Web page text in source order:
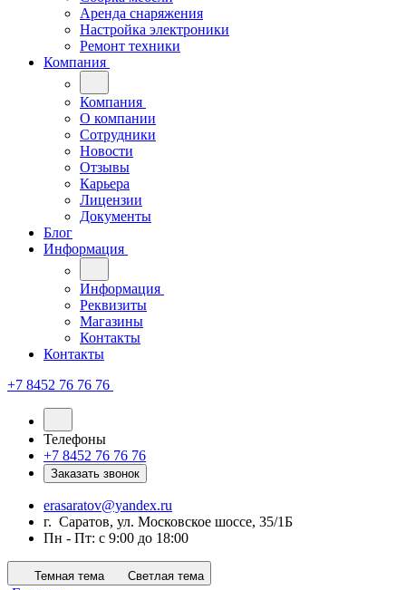
Аренда снаряжения
Настройка электроники
Ремонт техники
Компания
Компания
О компании
Сотрудники
Новости
Отзывы
Карьера
Лицензии
Документы
Блог
Информация
Информация
Реквизиты
Магазины
Контакты
Контакты
+7 8452 76 76 76
Телефоны
+7 8452 76 76 76
Заказать звонок
erasaratov@yandex.ru
г. Саратов, ул. Московское шоссе, 35/1Б
Пн - Пт: с 9:00 до 18:00
Темная тема Светлая тема